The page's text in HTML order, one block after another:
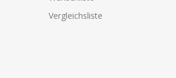
Vergleichsliste